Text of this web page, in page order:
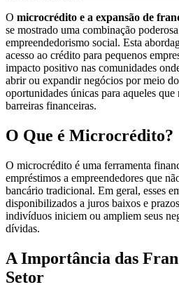
O microcrédito e a expansão de
se mostrado uma combinação
empreendedorismo social. Esta
acesso ao crédito para pequenos
impacto positivo nas comunidades
abrir ou expandir negócios por meio
oportunidades únicas para aqueles
barreiras financeiras.
O Que é Microcrédito?
O microcrédito é uma ferramenta
empréstimos a empreendedores que
bancário tradicional. Em geral, esses
disponibilizados a juros baixos e
indivíduos iniciem ou ampliem seus
dívidas.
A Importância das
Setor